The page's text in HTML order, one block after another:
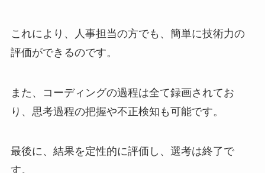
これにより、人事担当の方でも、簡単に技術力の
評価ができるのです。
また、コーディングの過程は全て録画されてお
り、思考過程の把握や不正検知も可能です。
最後に、結果を定性的に評価し、選考は終了で
す。